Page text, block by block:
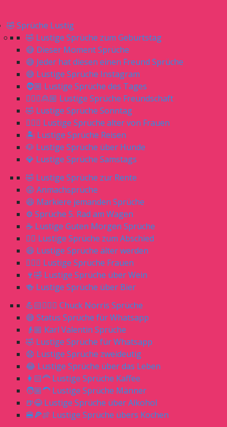
🤣 Sprüche Lustig
🤣 Lustige Sprüche zum Geburtstag
😅 Dieser Moment Sprüche
😅 Jeder hat diesen einen Freund Sprüche
😅 Lustige Sprüche Instagram
🧔🏼 Lustige Sprüche des Tages
🙎🏼‍♀️🙎🏼 Lustige Sprüche Freundschaft
🤣 Lustige Sprüche Sonntag
🙋🏼‍♀️ Lustige Sprüche alter von Frauen
🏝 Lustige Sprüche Reisen
🐶 Lustige Sprüche über Hunde
💎 Lustige Sprüche Samstags
🤣 Lustige Sprüche zur Rente
😝 Anmachsprüche
😆 Markiere jemanden Sprüche
⚙️ Sprüche 5. Rad am Wagen
☕️ Lustige Guten Morgen Sprüche
🖐🏻 Lustige Sprüche zum Abschied
😆 Lustige Sprüche älter werden
🙎🏼‍♀️ Lustige Sprüche Frauen
🍷🤣 Lustige Sprüche über Wein
🍻 Lustige Sprüche über Bier
💪🏻🧔🏼‍♂️ Chuck Norris Sprüche
😅 Status Sprüche für Whatsapp
👴🏼 Karl Valentin Sprüche
🤣 Lustige Sprüche für Whatsapp
😧 Lustige Sprüche zweideutig
😂 Lustige Sprüche über das Leben
👩🏻‍🦰 Lustige Sprüche Kaffee
🧑🏼‍🦱 Lustige Sprüche Männer
🍺😂 Lustige Sprüche über Alkohol
🍔🍕🍖 Lustige Sprüche übers Kochen